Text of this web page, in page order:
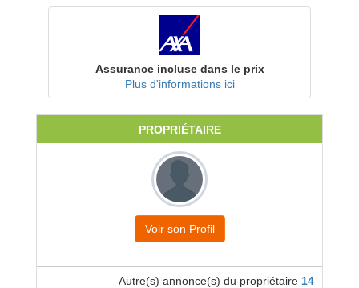
Assurance incluse dans le prix
Plus d'informations ici
PROPRIÉTAIRE
Voir son Profil
Autre(s) annonce(s) du propriétaire 14